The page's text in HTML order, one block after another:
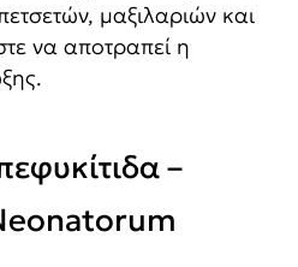
μαξιλαριών και
να αποτραπεί η
–